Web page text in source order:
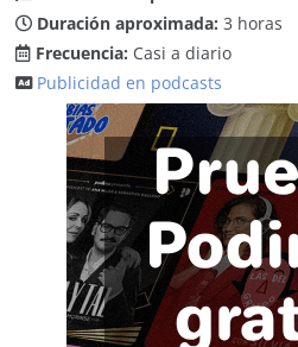
Duración aproximada: 3 horas
Frecuencia: Casi a diario
Publicidad en podcasts